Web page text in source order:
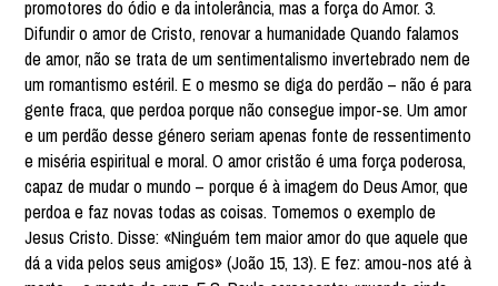
promotores do ódio e da intolerância, mas a força do Amor. 3.
Difundir o amor de Cristo, renovar a humanidade Quando falamos
de amor, não se trata de um sentimentalismo invertebrado nem de
um romantismo estéril. E o mesmo se diga do perdão – não é para
gente fraca, que perdoa porque não consegue impor-se. Um amor
e um perdão desse género seriam apenas fonte de ressentimento
e miséria espiritual e moral. O amor cristão é uma força poderosa,
capaz de mudar o mundo – porque é à imagem do Deus Amor, que
perdoa e faz novas todas as coisas. Tomemos o exemplo de
Jesus Cristo. Disse: «Ninguém tem maior amor do que aquele que
dá a vida pelos seus amigos» (João 15, 13). E fez: amou-nos até à